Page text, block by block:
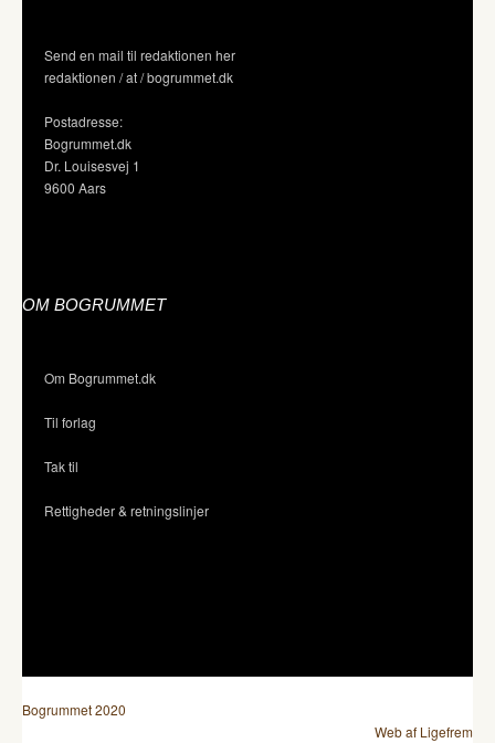
Send en mail til redaktionen her
redaktionen / at / bogrummet.dk
Postadresse:
Bogrummet.dk
Dr. Louisesvej 1
9600 Aars
OM BOGRUMMET
Om Bogrummet.dk
Til forlag
Tak til
Rettigheder & retningslinjer
Bogrummet 2020
Web af Ligefrem